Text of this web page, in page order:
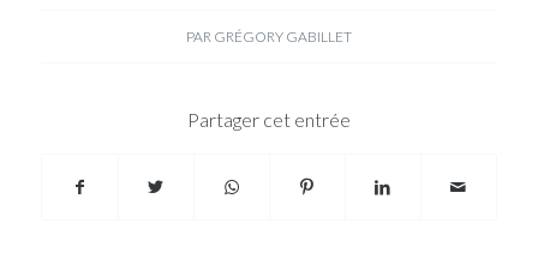
PAR GRÉGORY GABILLET
Partager cet entrée